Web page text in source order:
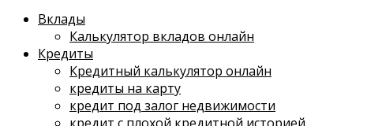
Вклады
Калькулятор вкладов онлайн
Кредиты
Кредитный калькулятор онлайн
кредиты на карту
кредит под залог недвижимости